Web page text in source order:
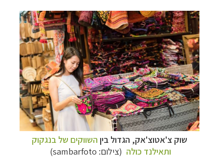
שוק צ'אטוצ'אק, הגדול בין השווקים של בנגקוק
ותאילנד כולה (צילום: sambarfoto
)